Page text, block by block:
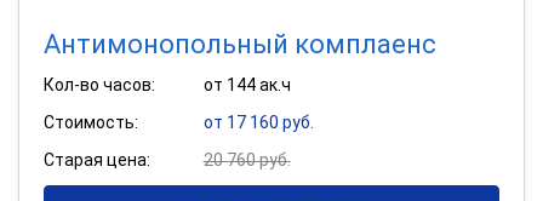
Антимонопольный комплаенс
Кол-во часов:
от 144 ак.ч
Стоимость:
от 17 160 руб.
Старая цена:
20 760 руб.